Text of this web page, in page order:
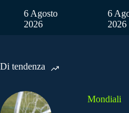
6 Agosto
2026
6
2026
Di tendenza
Mondiali